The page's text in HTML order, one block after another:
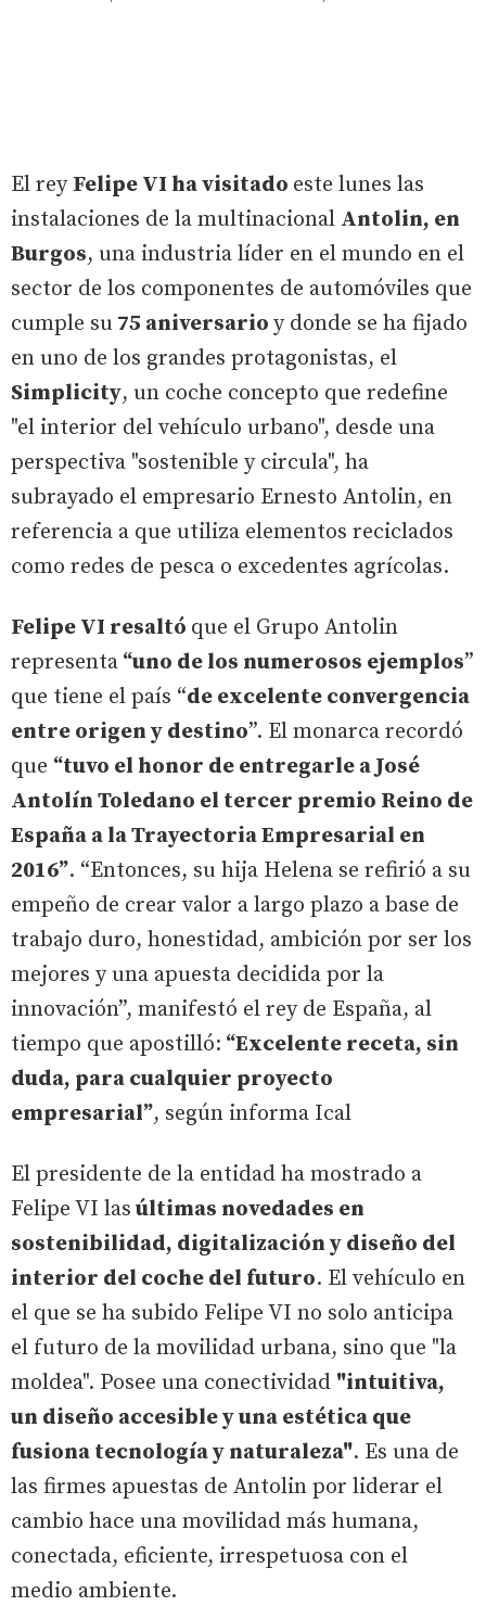
El rey Felipe VI ha visitado este lunes las
instalaciones de la multinacional Antolin, en
Burgos, una industria líder en el mundo en el
sector de los componentes de automóviles que
cumple su 75 aniversario y donde se ha fijado
en uno de los grandes protagonistas, el
Simplicity, un coche concepto que redefine
"el interior del vehículo urbano", desde una
perspectiva "sostenible y circula", ha
subrayado el empresario Ernesto Antolin, en
referencia a que utiliza elementos reciclados
como redes de pesca o excedentes agrícolas.
Felipe VI resaltó que el Grupo Antolin
representa “uno de los numerosos ejemplos”
que tiene el país “de excelente convergencia
entre origen y destino”. El monarca recordó
que “tuvo el honor de entregarle a José
Antolín Toledano el tercer premio Reino de
España a la Trayectoria Empresarial en
2016”. “Entonces, su hija Helena se refirió a su
empeño de crear valor a largo plazo a base de
trabajo duro, honestidad, ambición por ser los
mejores y una apuesta decidida por la
innovación”, manifestó el rey de España, al
tiempo que apostilló: “Excelente receta, sin
duda, para cualquier proyecto
empresarial”, según informa Ical
El presidente de la entidad ha mostrado a
Felipe VI las últimas novedades en
sostenibilidad, digitalización y diseño del
interior del coche del futuro. El vehículo en
el que se ha subido Felipe VI no solo anticipa
el futuro de la movilidad urbana, sino que "la
moldea". Posee una conectividad "intuitiva,
un diseño accesible y una estética que
fusiona tecnología y naturaleza". Es una de
las firmes apuestas de Antolin por liderar el
cambio hace una movilidad más humana,
conectada, eficiente, irrespetuosa con el
medio ambiente.